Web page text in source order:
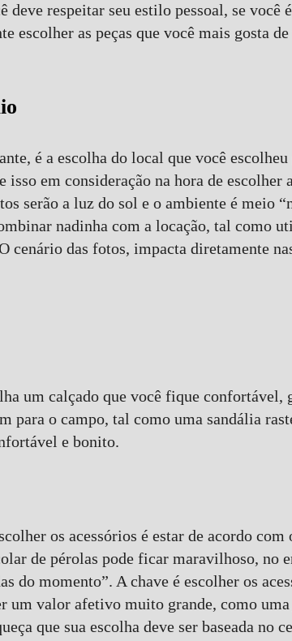
deve respeitar seu estilo pessoal, se você
escolher as peças que você mais gosta de
é a escolha do local que você escolheu
em consideração na hora de escolher
serão a luz do sol e o ambiente é meio
nadinha com a locação, tal como
cenário das fotos, impacta diretamente
um calçado que você fique confortável,
para o campo, tal como uma sandália
e bonito.
os acessórios é estar de acordo
de pérolas pode ficar maravilhoso, no
do momento”. A chave é escolher os
um valor afetivo muito grande, como
que sua escolha deve ser baseada no